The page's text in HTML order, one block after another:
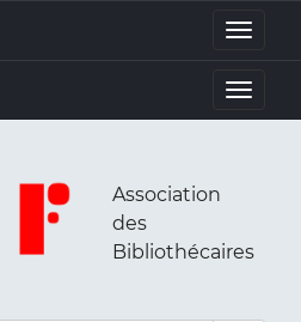
Toggle
Toggle
Association
des
Bibliothécaires